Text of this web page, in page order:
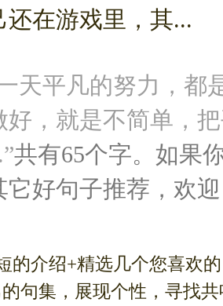
还在游戏里，其...
天平凡的努力，都
好，就是不简单，
共有65个字。如果
它好句子推荐，欢
的介绍+精选几个您喜欢
句集，展现个性，寻找